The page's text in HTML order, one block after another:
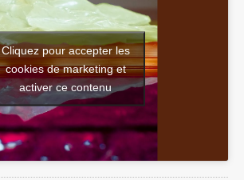
Cliquez pour accepter les
cookies de marketing et
activer ce contenu